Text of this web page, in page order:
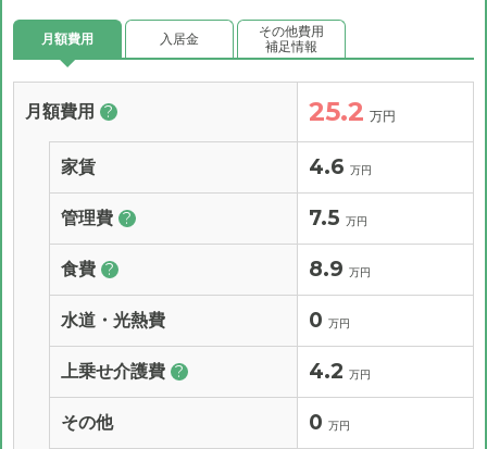
月額費用 入居金
その他費用
補足情報
月額費用 ? 25.2 万円
家賃 4.6 万円
管理費 ? 7.5 万円
食費 ? 8.9 万円
水道・光熱費 0 万円
上乗せ介護費 ? 4.2 万円
その他 0 万円